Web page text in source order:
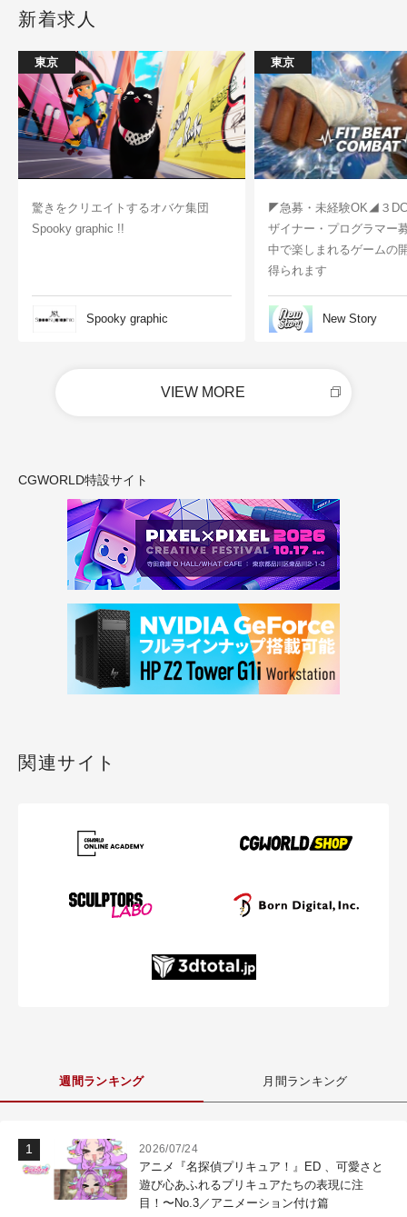
新着求人
東京
驚きをクリエイトするオバケ集団
Spooky graphic !!
Spooky graphic
東京
◤急募・未経験OK◢３
ザイナー・プログラマー
中で楽しまれるゲームの
得られます
New Story
VIEW MORE
CGWORLD特設サイト
関連サイト
週間ランキング 月間ランキング
2026/07/24
アニメ『名探偵プリキュア！』ED 、可愛さと
遊び心あふれるプリキュアたちの表現に注
目！〜No.3／アニメーション付け篇